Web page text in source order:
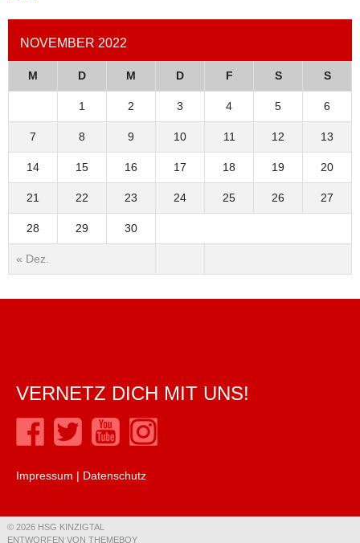
NOVEMBER 2022
M D M D F S S
« Dez.
1 2 3 4 5 6
7 8 9 10 11 12 13
14 15 16 17 18 19 20
21 22 23 24 25 26 27
28 29 30
VERNETZ DICH MIT UNS!
Impressum | Datenschutz
© 2026 HSG KINZIGTAL
ENTWORFEN VON THEMEBOY